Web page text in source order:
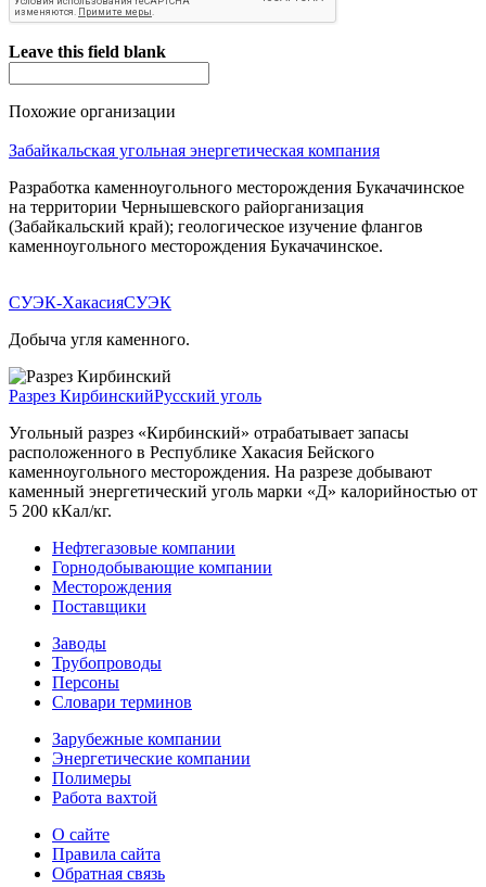
Leave this field blank
Похожие организации
Забайкальская угольная энергетическая компания
Разработка каменноугольного месторождения Букачачинское
на территории Чернышевского райорганизация
(Забайкальский край); геологическое изучение флангов
каменноугольного месторождения Букачачинское.
СУЭК-ХакасияСУЭК
Добыча угля каменного.
Разрез КирбинскийРусский уголь
Угольный разрез «Кирбинский» отрабатывает запасы
расположенного в Республике Хакасия Бейского
каменноугольного месторождения. На разрезе добывают
каменный энергетический уголь марки «Д» калорийностью от
5 200 кКал/кг.
Нефтегазовые компании
Горнодобывающие компании
Месторождения
Поставщики
Заводы
Трубопроводы
Персоны
Словари терминов
Зарубежные компании
Энергетические компании
Полимеры
Работа вахтой
О сайте
Правила сайта
Обратная связь